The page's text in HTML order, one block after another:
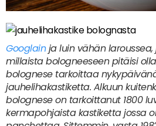
Googlainja luin vähän
millaista bologneeseen pitäisi
bolognese tarkoittaa
jauhelihakastiketta. Alkuun
bolognese on tarkoittanut 1800
kermapohjaista kastiketta jossa